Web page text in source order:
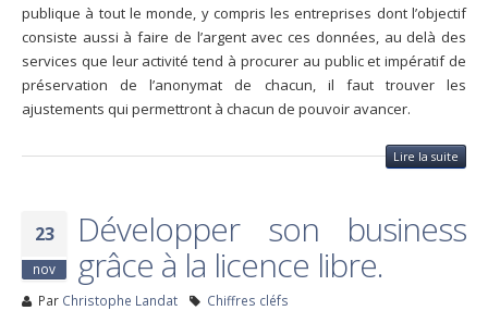
publique à tout le monde, y compris les entreprises dont l’objectif
consiste aussi à faire de l’argent avec ces données, au delà des
services que leur activité tend à procurer au public et impératif de
préservation de l’anonymat de chacun, il faut trouver les
ajustements qui permettront à chacun de pouvoir avancer.
Lire la suite
23
nov
Développer son business
grâce à la licence libre.
Par Christophe Landat Chiffres cléfs